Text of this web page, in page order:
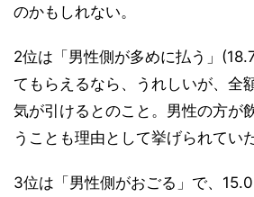
のかもしれない。
2位は「男性側が多めに払う」
てもらえるなら、うれしいが、全
気が引けるとのこと。男性の方が
うことも理由として挙げられていた
3位は「男性側がおごる」で、